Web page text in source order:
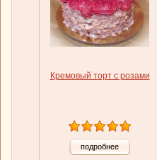
Кремовый торт с розами
подробнее